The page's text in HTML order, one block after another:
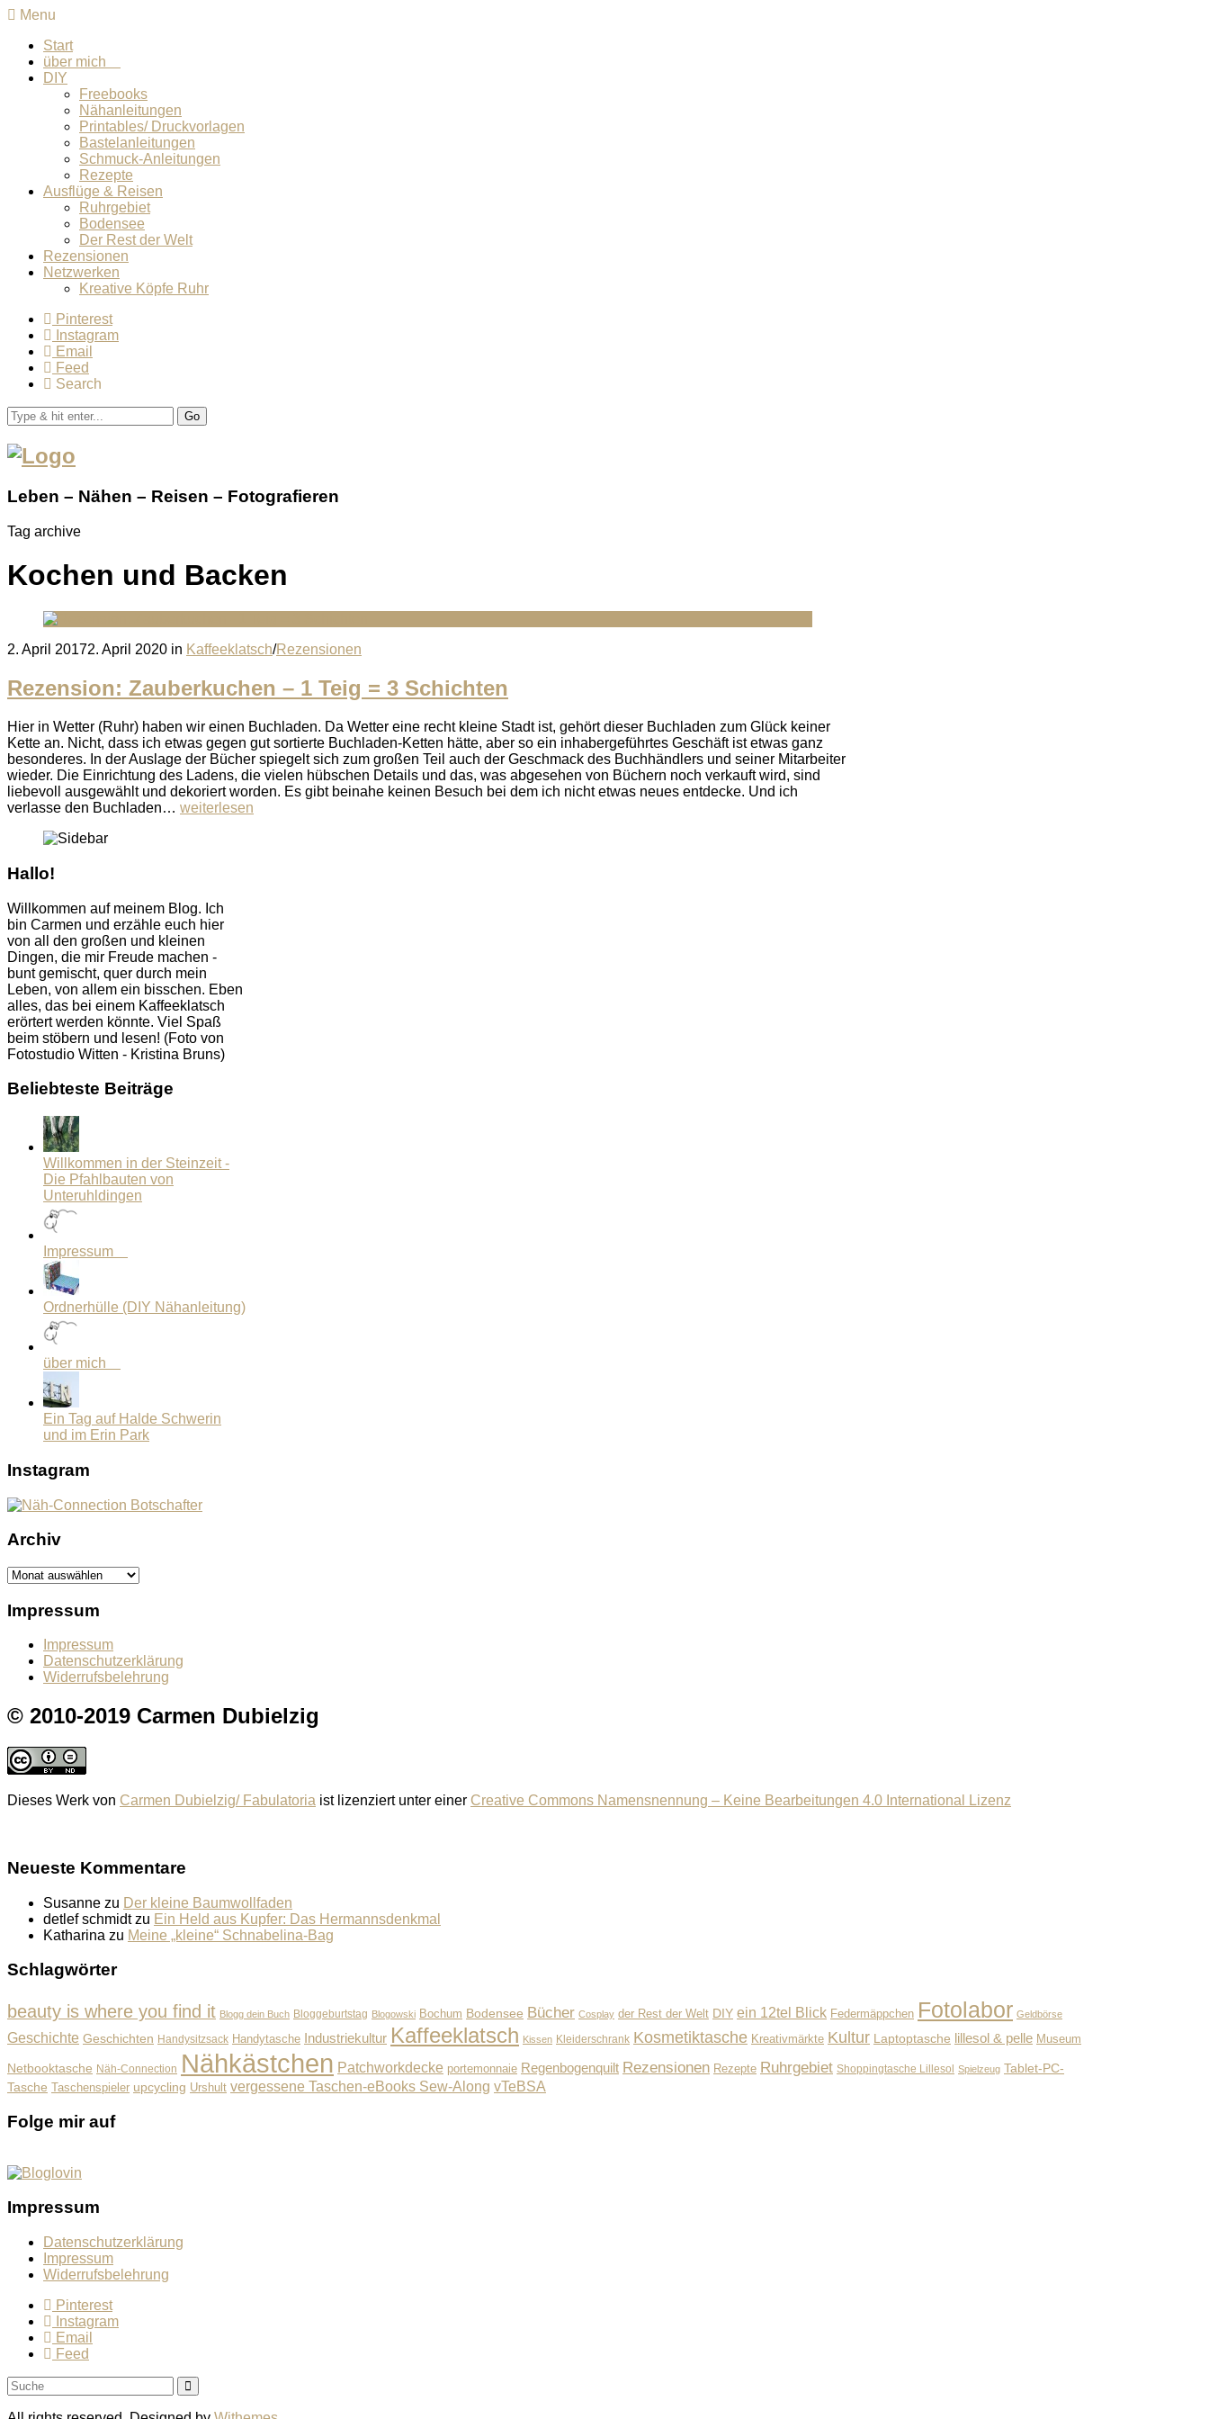
Menu
Start
über mich
DIY
Freebooks
Nähanleitungen
Printables/ Druckvorlagen
Bastelanleitungen
Schmuck-Anleitungen
Rezepte
Ausflüge & Reisen
Ruhrgebiet
Bodensee
Der Rest der Welt
Rezensionen
Netzwerken
Kreative Köpfe Ruhr
Pinterest
Instagram
Email
Feed
Search
Go
Leben – Nähen – Reisen – Fotografieren
Tag archive
Kochen und Backen
Posted
2. April 20172. April 2020 in Kaffeeklatsch/Rezensionen
Rezension: Zauberkuchen – 1 Teig = 3 Schichten
Hier in Wetter (Ruhr) haben wir einen Buchladen. Da Wetter eine recht kleine Stadt ist, gehört dieser Buchladen zum Glück keiner
Kette an. Nicht, dass ich etwas gegen gut sortierte Buchladen-Ketten hätte, aber so ein inhabergeführtes Geschäft ist etwas ganz
besonderes. In der Auslage der Bücher spiegelt sich zum großen Teil auch der Geschmack des Buchhändlers und seiner Mitarbeiter
wieder. Die Einrichtung des Ladens, die vielen hübschen Details und das, was abgesehen von Büchern noch verkauft wird, sind
liebevoll ausgewählt und dekoriert worden. Es gibt beinahe keinen Besuch bei dem ich nicht etwas neues entdecke. Und ich
verlasse den Buchladen… weiterlesen
Hallo!
Willkommen auf meinem Blog. Ich
bin Carmen und erzähle euch hier
von all den großen und kleinen
Dingen, die mir Freude machen -
bunt gemischt, quer durch mein
Leben, von allem ein bisschen. Eben
alles, das bei einem Kaffeeklatsch
erörtert werden könnte. Viel Spaß
beim stöbern und lesen! (Foto von
Fotostudio Witten - Kristina Bruns)
Beliebteste Beiträge
Willkommen in der Steinzeit -
Die Pfahlbauten von
Unteruhldingen
Impressum
Ordnerhülle (DIY Nähanleitung)
über mich
Ein Tag auf Halde Schwerin
und im Erin Park
Instagram
Archiv
Archiv
Impressum
Impressum
Datenschutzerklärung
Widerrufsbelehrung
© 2010-2019 Carmen Dubielzig
Dieses Werk von Carmen Dubielzig/ Fabulatoria ist lizenziert unter einer Creative Commons Namensnennung – Keine Bearbeitungen 4.0 International Lizenz
Neueste Kommentare
Susanne zu Der kleine Baumwollfaden
detlef schmidtzu Ein Held aus Kupfer: Das Hermannsdenkmal
Katharina zu Meine „kleine“ Schnabelina-Bag
Schlagwörter
beauty is where you find it Blogg dein Buch Bloggeburtstag Blogowski Bochum Bodensee Bücher Cosplay der Rest der Welt DIY ein 12tel Blick Federmäppchen Fotolabor Geldbörse
Geschichte Geschichten Handysitzsack Handytasche Industriekultur Kaffeeklatsch Kissen Kleiderschrank Kosmetiktasche Kreativmärkte Kultur Laptoptasche lillesol & pelle Museum
Netbooktasche Näh-Connection Nähkästchen Patchworkdecke portemonnaie Regenbogenquilt Rezensionen Rezepte Ruhrgebiet Shoppingtasche Lillesol Spielzeug Tablet-PC-
Tasche Taschenspieler upcycling Urshult vergessene Taschen-eBooks Sew-Along vTeBSA
Folge mir auf
Impressum
Datenschutzerklärung
Impressum
Widerrufsbelehrung
Pinterest
Instagram
Email
Feed